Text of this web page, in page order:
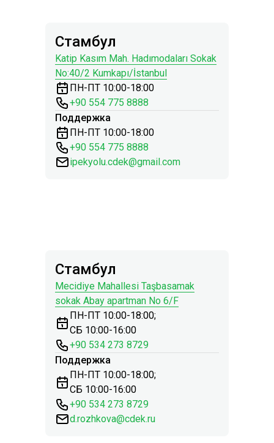
Стамбул
Mecidiye Mahallesi Taşbasamak
sokak Abay apartman No 6/F
ПН-ПТ 10:00-18:00;
СБ 10:00-16:00
+90 534 273 8729
Поддержка
ПН-ПТ 10:00-18:00;
СБ 10:00-16:00
+90 534 273 8729
d.rozhkova@cdek.ru
Стамбул
Katip Kasım Mah. Hadımodaları Sokak
No:40/2 Kumkapı/İstanbul
ПН-ПТ 10:00-18:00
+90 554 775 8888
Поддержка
ПН-ПТ 10:00-18:00
+90 554 775 8888
ipekyolu.cdek@gmail.com